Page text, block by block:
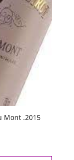
Mont .2015